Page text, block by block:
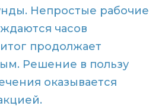
Непростые рабочие
часов
продолжает
Решение в пользу
оказывается